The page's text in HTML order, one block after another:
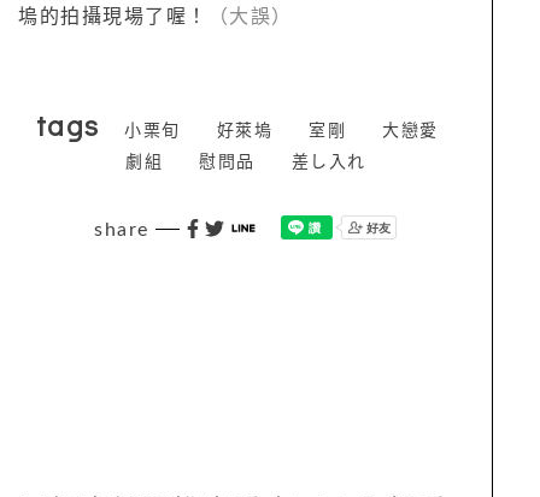
塢的拍攝現場了喔！
（大誤）
tags 小栗旬 好萊塢 室剛
大戀愛
劇組
慰問品 差し入れ
share